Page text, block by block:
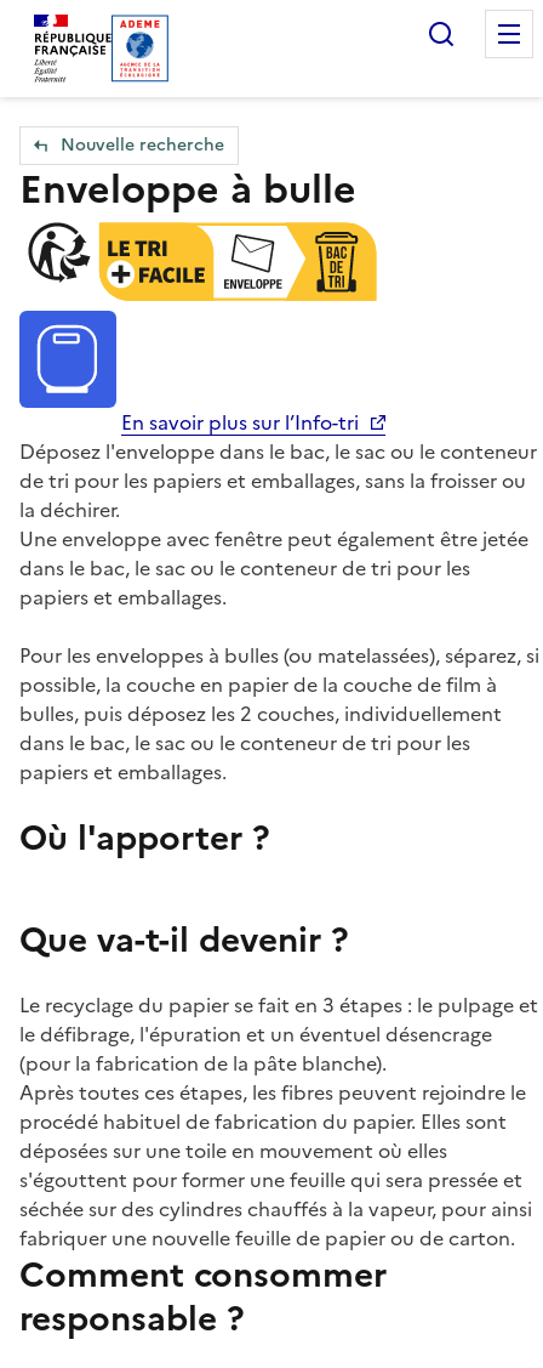
Accueil — Que Faire de mes objets & déchets
Nouvelle recherche
Enveloppe à bulle
En savoir plus sur l’Info-tri
Déposez l'enveloppe dans le bac, le sac ou le conteneur
de tri pour les papiers et emballages, sans la froisser ou
la déchirer.
Une enveloppe avec fenêtre peut également être jetée
dans le bac, le sac ou le conteneur de tri pour les
papiers et emballages.
Pour les enveloppes à bulles (ou matelassées), séparez, si
possible, la couche en papier de la couche de film à
bulles, puis déposez les 2 couches, individuellement
dans le bac, le sac ou le conteneur de tri pour les
papiers et emballages.
Où l'apporter ?
Que va-t-il devenir ?
Le recyclage du papier se fait en 3 étapes : le pulpage et
le défibrage, l'épuration et un éventuel désencrage
(pour la fabrication de la pâte blanche).
Après toutes ces étapes, les fibres peuvent rejoindre le
procédé habituel de fabrication du papier. Elles sont
déposées sur une toile en mouvement où elles
s'égouttent pour former une feuille qui sera pressée et
séchée sur des cylindres chauffés à la vapeur, pour ainsi
fabriquer une nouvelle feuille de papier ou de carton.
Comment consommer
responsable ?